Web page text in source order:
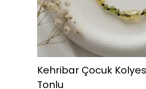
Kehribar Çocuk
Tonlu